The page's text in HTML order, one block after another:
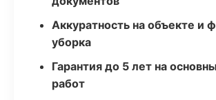
Аккуратность на объекте и
уборка
Гарантия до 5 лет на
работ